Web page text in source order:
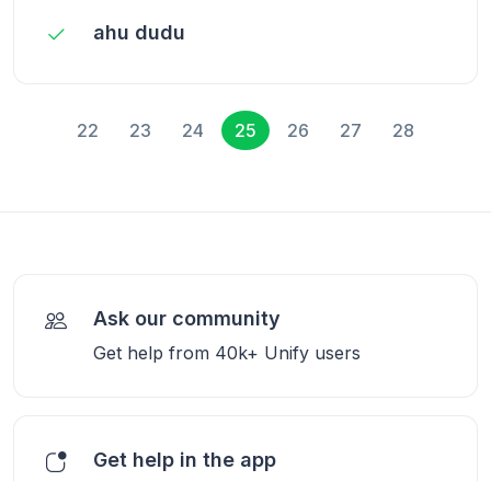
ahu dudu
22 23 24 25 26 27 28
Ask our community
Get help from 40k+ Unify users
Get help in the app